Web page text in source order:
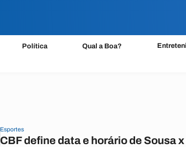
Política Qual a Boa?
Esportes
CBF define data e horário de Sousa x